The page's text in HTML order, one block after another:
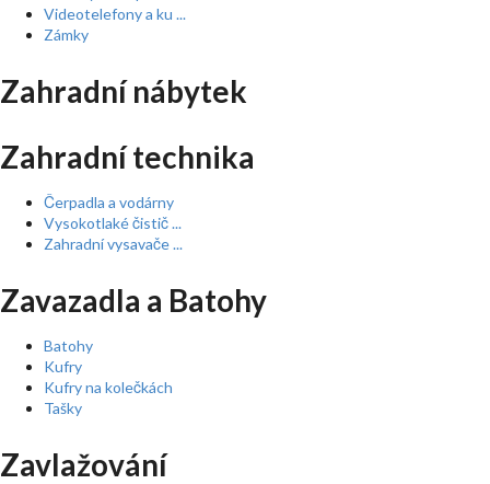
Videotelefony a ku ...
Zámky
Zahradní nábytek
Zahradní technika
Čerpadla a vodárny
Vysokotlaké čistič ...
Zahradní vysavače ...
Zavazadla a Batohy
Batohy
Kufry
Kufry na kolečkách
Tašky
Zavlažování